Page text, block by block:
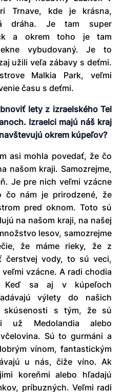
Trnave, kde je krásna,
dráha. Je tam super
a okrem toho je tam
vybudovaný. Je to
užili veľa zábavy s deťmi.
Malkia Park, veľmi
času s deťmi.
lety z izraelského Tel
Izraelci majú náš kraj
okrem kúpeľov?
asi mohla povedať, že čo
našom kraji. Samozrejme,
Je pre nich veľmi vzácne
nám je prirodzené, že
pred oknom. Toto sú
na našom kraji, na našej
lesov, samozrejme
že máme rieky, že z
čerstvej vody, to sú veci,
vzácne. A radi chodia
sa aj v kúpeľoch
výlety do našich
skúsenosti s tým, že sú
už Medolandia alebo
Sú to gurmáni a
vínom, fantastickým
u nás, čiže víno. Ak
koreňmi alebo hľadajú
príbuzných. Veľmi radi